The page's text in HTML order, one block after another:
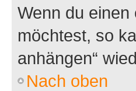
Wenn du
möchtest, so
anhängen“
Nach oben